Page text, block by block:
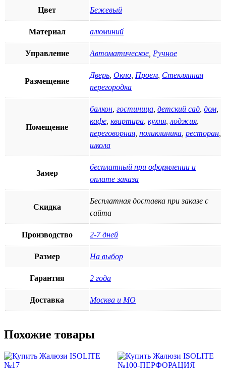
Цвет Бежевый
Материал алюминий
Управление Автоматическое Ручное
Размещение
Дверь Окно Проем Стеклянная
перегородка
Помещение
балкон гостиница детский сад дом
кафе квартира кухня лоджия
переговорная поликлиника ресторан
школа
Замер
бесплатный при оформлении и
оплате заказа
Скидка
Бесплатная доставка при заказе с
сайта
Производство 2-7 дней
Размер На выбор
Гарантия 2 года
Доставка Москва и МО
Похожие товары